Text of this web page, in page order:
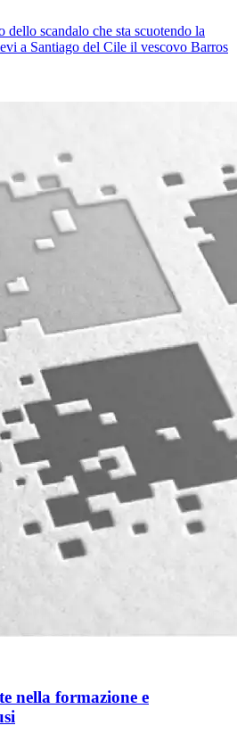
dello scandalo che sta scuotendo la
a Santiago del Cile il vescovo Barros
nella formazione e